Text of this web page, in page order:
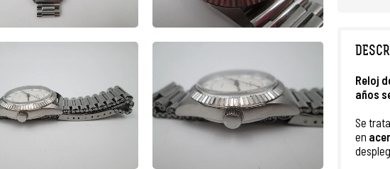
Reloj
años
Se
en